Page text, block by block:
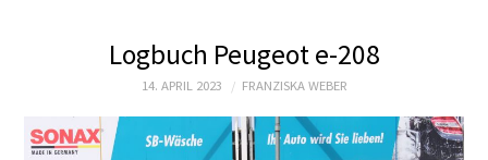
ZUKUNFT MOBIL
TEST
Logbuch Peugeot e-208
14. APRIL 2023 FRANZISKA WEBER